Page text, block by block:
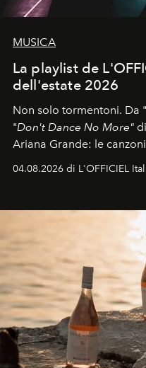
MUSICA
La playlist de
dell'estate 2026
Non solo tormentoni. Da "
"Don't Dance No More"
Ariana Grande: le
colonna sonora della
04.08.2026 di L'OFFICIEL